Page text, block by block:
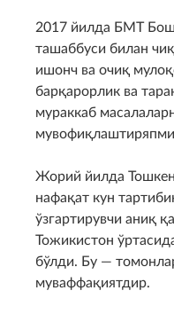
2017 йилда БМТ Бош
ташаббуси билан
ишонч ва очиқ
барқарорлик ва
мураккаб
Жорий йилда
нафақат кун
ўзгартирувчи аниқ
Тожикистон
бўлди. Бу —
муваффақиятдир.